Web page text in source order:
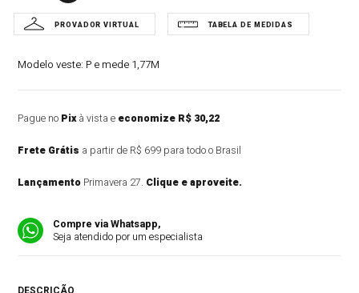
Modelo veste: P e mede 1,77M
Pague no Pixà vista e economize R$ 30,22
Frete Grátis a partir de R$ 699 para todo o Brasil
Lançamento Primavera 27. Clique e aproveite.
Compre via Whatsapp,
Seja atendido por um especialista